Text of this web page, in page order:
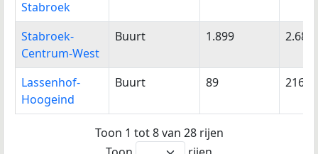
Stabroek
Stabroek-
Centrum-West
Buurt 1.899 2.686
Lassenhof-
Hoogeind
Buurt 89 216
Toon 1 tot 8 van 28 rijen